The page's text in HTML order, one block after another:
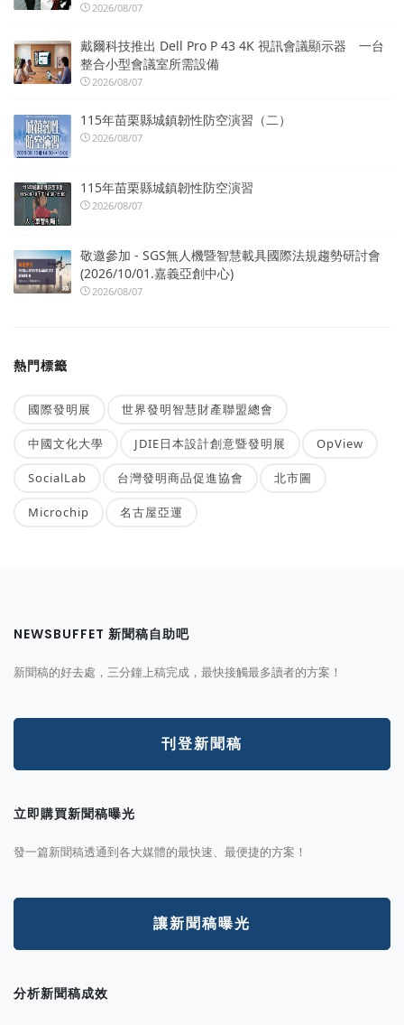
2026/08/07
戴爾科技推出 Dell Pro P 43 4K 視訊會議顯示器 一台
整合小型會議室所需設備
2026/08/07
115年苗栗縣城鎮韌性防空演習（二）
2026/08/07
115年苗栗縣城鎮韌性防空演習
2026/08/07
敬邀參加 - SGS無人機暨智慧載具國際法規趨勢研討會
(2026/10/01.嘉義亞創中心)
2026/08/07
熱門標籤
國際發明展 世界發明智慧財產聯盟總會
中國文化大學 JDIE日本設計創意暨發明展 OpView
SocialLab 台灣發明商品促進協會 北市圖
Microchip 名古屋亞運
NEWSBUFFET 新聞稿自助吧
新聞稿的好去處，三分鐘上稿完成，最快接觸最多讀者的方案！
刊登新聞稿
立即購買新聞稿曝光
發一篇新聞稿透通到各大媒體的最快速、最便捷的方案！
讓新聞稿曝光
分析新聞稿成效